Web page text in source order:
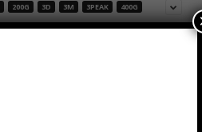
200G 3D 3M 3PEAK 400G